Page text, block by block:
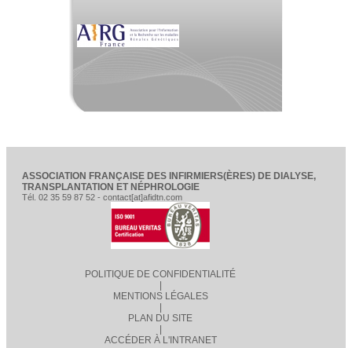
ASSOCIATION FRANÇAISE DES INFIRMIERS(ÈRES) DE DIALYSE,
TRANSPLANTATION ET NÉPHROLOGIE
Tél. 02 35 59 87 52 - contact[at]afidtn.com
POLITIQUE DE CONFIDENTIALITÉ
MENTIONS LÉGALES
PLAN DU SITE
ACCÉDER À L'INTRANET